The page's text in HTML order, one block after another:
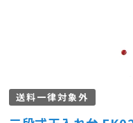
送料一律対象外